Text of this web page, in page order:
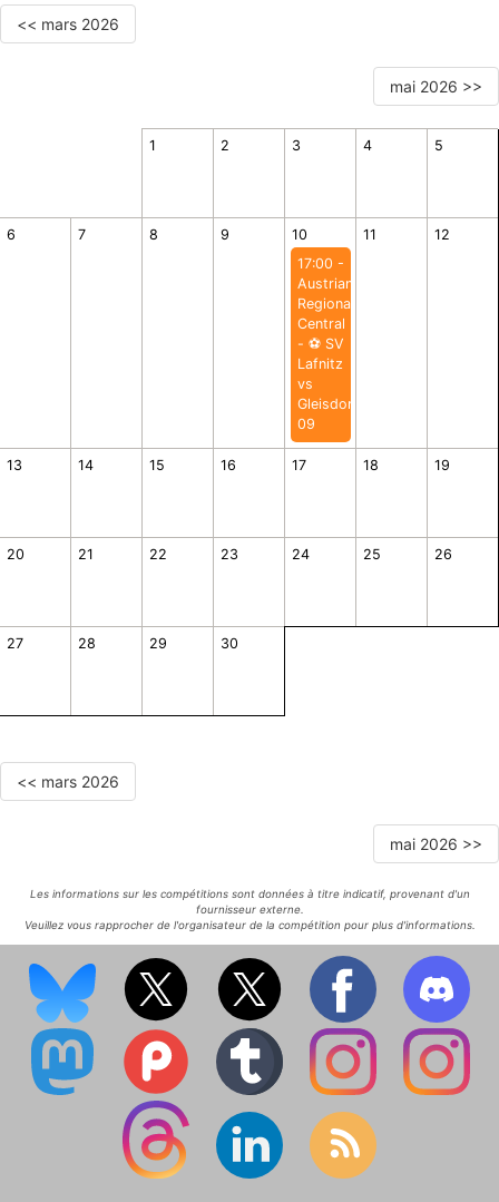
<< mars 2026
mai 2026 >>
1 2 3 4 5
6 7 8 9
10
17:00 -
Austrian
Regionalliga
Central
- ⚽️ SV
Lafnitz
vs
Gleisdorf
09
11 12
13 14 15 16 17 18 19
20 21 22 23 24 25 26
27 28 29 30
<< mars 2026
mai 2026 >>
Les informations sur les compétitions sont données à titre indicatif, provenant d'un
fournisseur externe.
Veuillez vous rapprocher de l'organisateur de la compétition pour plus d'informations.